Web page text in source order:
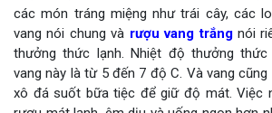
các món tráng miệng như trái cây, các
vang nói chung và rượu vang trắngnói
thưởng thức lạnh. Nhiệt độ thưởng
vang này là từ 5 đến 7 độ C. Và vang
xô đá suốt bữa tiệc để giữ độ mát. Việc